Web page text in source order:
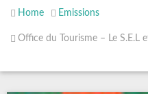
Home Emissions
Office du Tourisme – Le S.E.L